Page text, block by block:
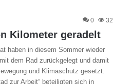
0 32
Kilometer geradelt
haben in diesem Sommer wieder
dem Rad zurückgelegt und damit
und Klimaschutz gesetzt.
zur Arbeit“ beteiligten sich in